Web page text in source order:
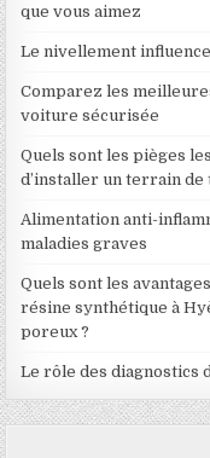
que vous aimez
Le nivellement
Comparez les
voiture sécurisée
Quels sont les pièges
d’installer un terrain de
Alimentation anti-
maladies graves
Quels sont les
résine synthétique à
poreux ?
Le rôle des diagnostics